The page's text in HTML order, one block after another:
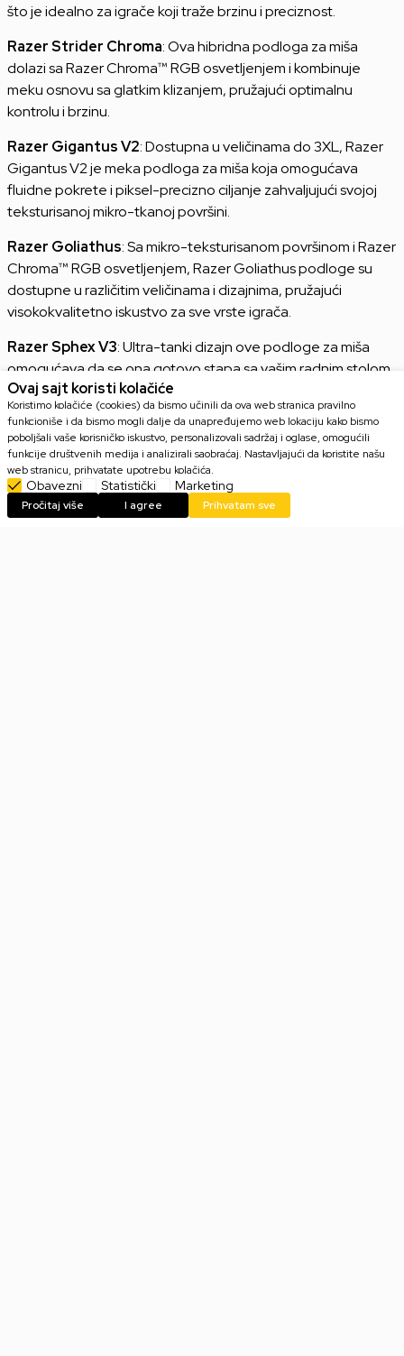
što je idealno za igrače koji traže brzinu i preciznost.
Razer Strider Chroma: Ova hibridna podloga za miša
dolazi sa Razer Chroma™ RGB osvetljenjem i kombinuje
meku osnovu sa glatkim klizanjem, pružajući optimalnu
kontrolu i brzinu.
Razer Gigantus V2: Dostupna u veličinama do 3XL, Razer
Gigantus V2 je meka podloga za miša koja omogućava
fluidne pokrete i piksel-precizno ciljanje zahvaljujući svojoj
teksturisanoj mikro-tkanoj površini.
Razer Goliathus: Sa mikro-teksturisanom površinom i Razer
Chroma™ RGB osvetljenjem, Razer Goliathus podloge su
dostupne u različitim veličinama i dizajnima, pružajući
visokokvalitetno iskustvo za sve vrste igrača.
Razer Sphex V3: Ultra-tanki dizajn ove podloge za miša
omogućava da se ona gotovo stapa sa vašim radnim stolom,
pružajući maksimalnu brzinu bez kompromisa u kontroli.
Sve Razer podloge za miša su dizajnirane sa ciljem da izvuku
najbolje iz svakog miša i iz svakog stila igre, bilo da se radi o
kontroli, brzini ili kombinaciji oba.
Ovaj sajt koristi kolačiće
Koristimo kolačiće (cookies) da bismo učinili da ova web stranica pravilno
funkcioniše i da bismo mogli dalje da unapređujemo web lokaciju kako bismo
poboljšali vaše korisničko iskustvo, personalizovali sadržaj i oglase, omogućili
funkcije društvenih medija i analizirali saobraćaj. Nastavljajući da koristite našu
web stranicu, prihvatate upotrebu kolačića.
Obavezni Statistički Marketing
Pročitaj više I agree Prihvatam sve